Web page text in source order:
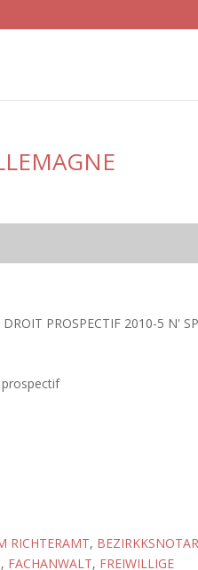
DROIT PROSPECTIF 2010-5 N'
RICHTERAMT, BEZIRKKSNOTAR
, FACHANWALT, FREIWILLIGE